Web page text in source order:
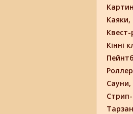
Каяки,
Кінні
Сауни,